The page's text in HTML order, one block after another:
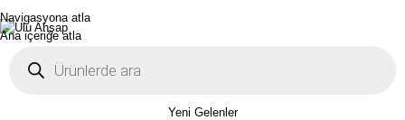
Navigasyona atla
Ana içeriğe atla
Yeni Gelenler